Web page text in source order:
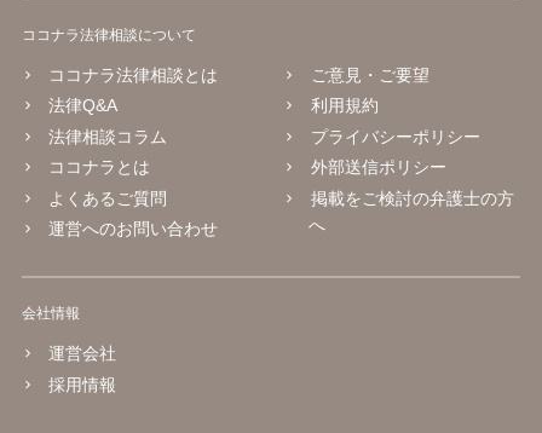
ココナラ法律相談について
ココナラ法律相談とは
法律Q&A
法律相談コラム
ココナラとは
よくあるご質問
運営へのお問い合わせ
ご意見・ご要望
利用規約
プライバシーポリシー
外部送信ポリシー
掲載をご検討の弁護士の方
へ
会社情報
運営会社
採用情報